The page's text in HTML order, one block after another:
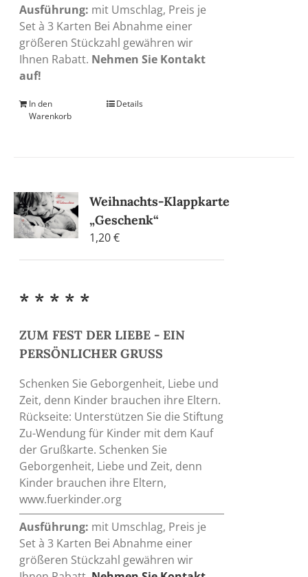
Ausführung: mit Umschlag, Preis je
Set à 3 Karten Bei Abnahme einer
größeren Stückzahl gewähren wir
Ihnen Rabatt. Nehmen Sie Kontakt
auf!
In den
Warenkorb
Details
Weihnachts-Klappkarte
„Geschenk“
1,20€
* * * * *
ZUM FEST DER LIEBE - EIN
PERSÖNLICHER GRUSS
Schenken Sie Geborgenheit, Liebe und
Zeit, denn Kinder brauchen ihre Eltern.
Rückseite: Unterstützen Sie die Stiftung
Zu-Wendung für Kinder mit dem Kauf
der Grußkarte. Schenken Sie
Geborgenheit, Liebe und Zeit, denn
Kinder brauchen ihre Eltern,
www.fuerkinder.org
Ausführung: mit Umschlag, Preis je
Set à 3 Karten Bei Abnahme einer
größeren Stückzahl gewähren wir